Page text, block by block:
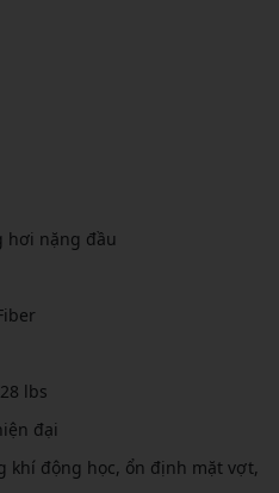
hơi nặng đầu
lbs
đại
khí động học, ổn định mặt vợt,